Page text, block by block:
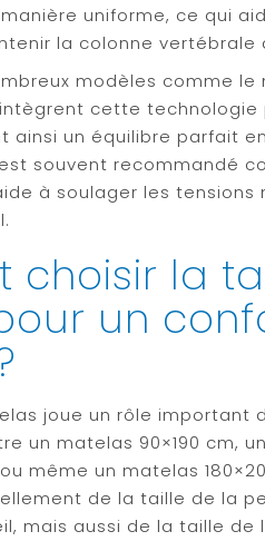
uniforme, ce qui
la colonne vertébrale
modèles comme le
intègrent cette
ainsi un équilibre parfait
souvent recommandé
à soulager les tensions
choisir la
un
joue un rôle important
un matelas 90×190 cm,
même un matelas
de la taille de la
mais aussi de la taille de